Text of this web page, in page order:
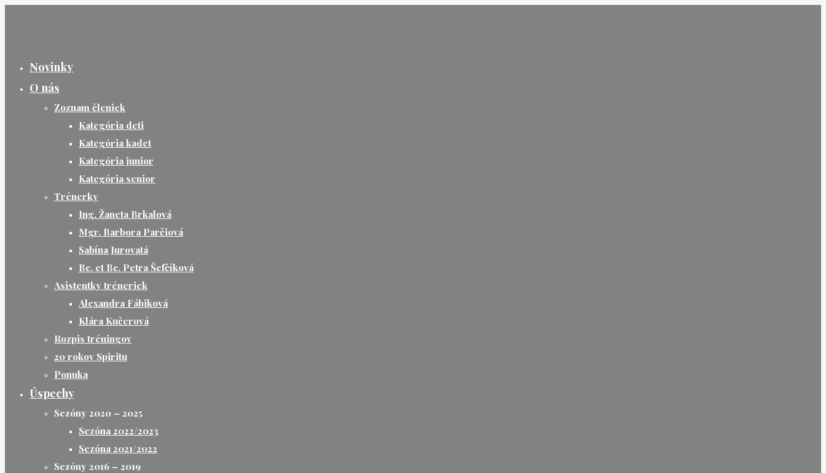
Novinky
O nás
Zoznam členiek
Kategória deti
Kategória kadet
Kategória junior
Kategória senior
Trénerky
Ing. Žaneta Brkalová
Mgr. Barbora Parčiová
Sabína Jurovatá
Bc. et Bc. Petra Šefčíková
Asistentky tréneriek
Alexandra Fábiková
Klára Kučerová
Rozpis tréningov
20 rokov Spiritu
Ponuka
Úspechy
Sezóny 2020 – 2025
Sezóna 2022/2023
Sezóna 2021/2022
Sezóny 2016 – 2019